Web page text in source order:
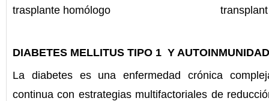
trasplante homólogo
transplant
DIABETES MELLITUS TIPO 1 Y AUTOINMUNIDAD
La diabetes es una enfermedad crónica
continua con estrategias multifactoriales de